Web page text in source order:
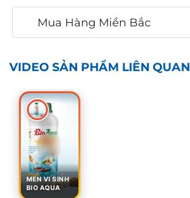
Mua Hàng Miền Bắc
VIDEO SẢN PHẨM LIÊN QUAN
MEN VI SINH
BIO AQUA